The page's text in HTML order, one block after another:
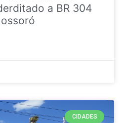
a BR 304
CIDADES